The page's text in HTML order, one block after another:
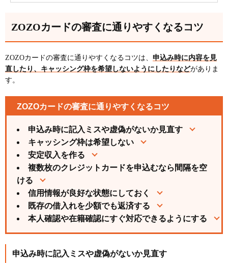
ZOZOカードの審査に通りやすくなるコツ
ZOZOカードの審査に通りやすくなるコツは、 申込み時に内容を見
直したり、キャッシング枠を希望しないようにしたりなどがありま
す。
ZOZOカードの審査に通りやすくなるコツ
申込み時に記入ミスや虚偽がないか見直す
キャッシング枠は希望しない
安定収入を作る
複数枚のクレジットカードを申込むなら間隔を空
ける
信用情報が良好な状態にしておく
既存の借入れを少額でも返済する
本人確認や在籍確認にすぐ対応できるようにする
申込み時に記入ミスや虚偽がないか見直す